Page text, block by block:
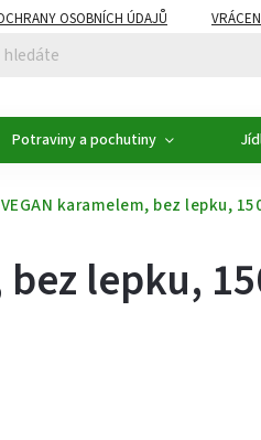
OSOBNÍCH ÚDAJŮ
AKCE, SLEVY
Potraviny a pochutiny
karamelem, bez lepku,
lepku,